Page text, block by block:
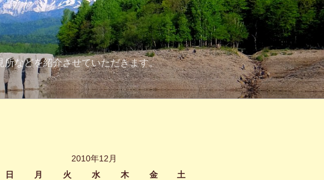
などを紹介させていただきます。
2010年12月
日
月 火 水 木 金 土